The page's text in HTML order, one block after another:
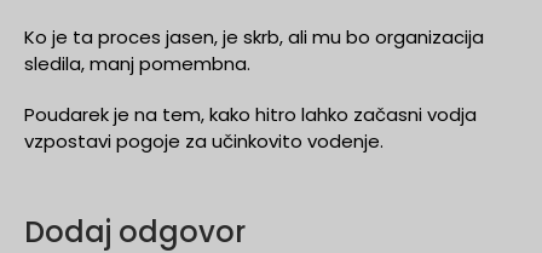
Ko je ta proces jasen, je skrb, ali mu bo organizacija
sledila, manj pomembna.
Poudarek je na tem, kako hitro lahko začasni vodja
vzpostavi pogoje za učinkovito vodenje.
Dodaj odgovor